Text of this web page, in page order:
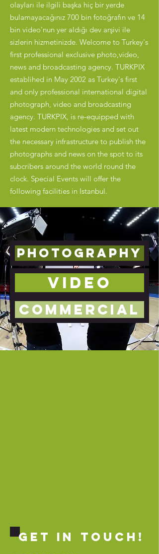
olayları ile ilgili başka hiç bir yerde
bulamayacağınız 700 bin fotoğrafın ve 14
bin video'nun yer aldığı dev arşivi ile
sizlerin hizmetinizde. Welcome to Turkey's
first professional exclusive photo,video,
news and broadcasting agency. TURKPIX
establihed in May 2002 as Turkey's first
and only professional international digital
photograph, video and broadcasting
agency. TURKPIX, is re-equipped with
latest modern technologies and set out
the necessary infrastructure to publish the
photographs and news on the spot to its
subcribers around the world round the
clock. Special Events will offer the
following facilities in Istanbul.
PHOTOGRAPHY
VIDEO
COMMERCIAL
GET IN ToUCH!